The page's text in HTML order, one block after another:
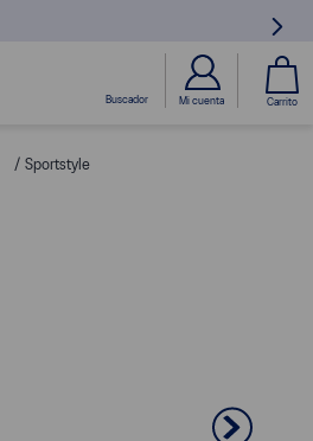
Sportstyle